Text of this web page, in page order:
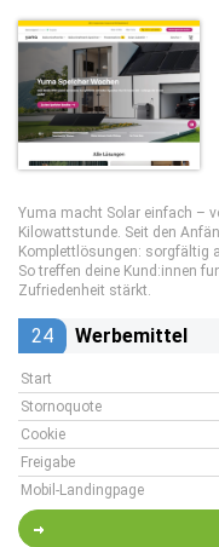
Yuma macht Solar einfach –
Kilowattstunde. Seit den
Komplettlösungen: sorgfältig
So treffen deine Kund:innen
Zufriedenheit stärkt.
24 Werbemittel
Start
Stornoquote
Cookie
Freigabe
Mobil-Landingpage